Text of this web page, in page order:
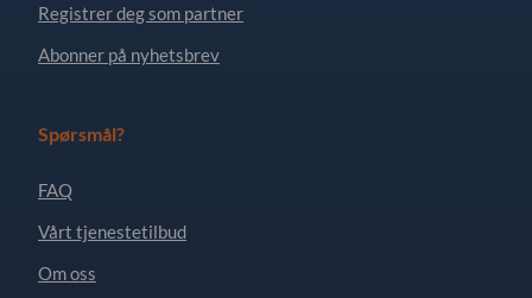
Registrer deg som partner
Abonner på nyhetsbrev
Spørsmål?
FAQ
Vårt tjenestetilbud
Om oss